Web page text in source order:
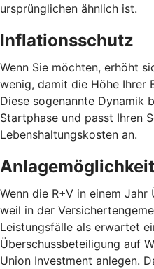
ursprünglichen ähnlich ist.
Inflationsschutz
Wenn Sie möchten, erhöht
wenig, damit die Höhe Ihrer
Diese sogenannte Dynamik
Startphase und passt Ihren
Lebenshaltungskosten an.
Anlagemöglichkeit
Wenn die R+V in einem
weil in der
Leistungsfälle als erwartet
Überschussbeteiligung auf
Union Investment anlegen.